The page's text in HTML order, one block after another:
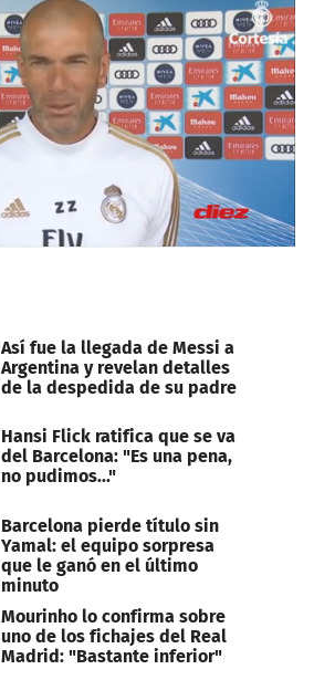
Así fue la llegada de Messi a
Argentina y revelan detalles
de la despedida de su padre
Hansi Flick ratifica que se va
del Barcelona: "Es una pena,
no pudimos..."
Barcelona pierde título sin
Yamal: el equipo sorpresa
que le ganó en el último
minuto
Mourinho lo confirma sobre
uno de los fichajes del Real
Madrid: "Bastante inferior"